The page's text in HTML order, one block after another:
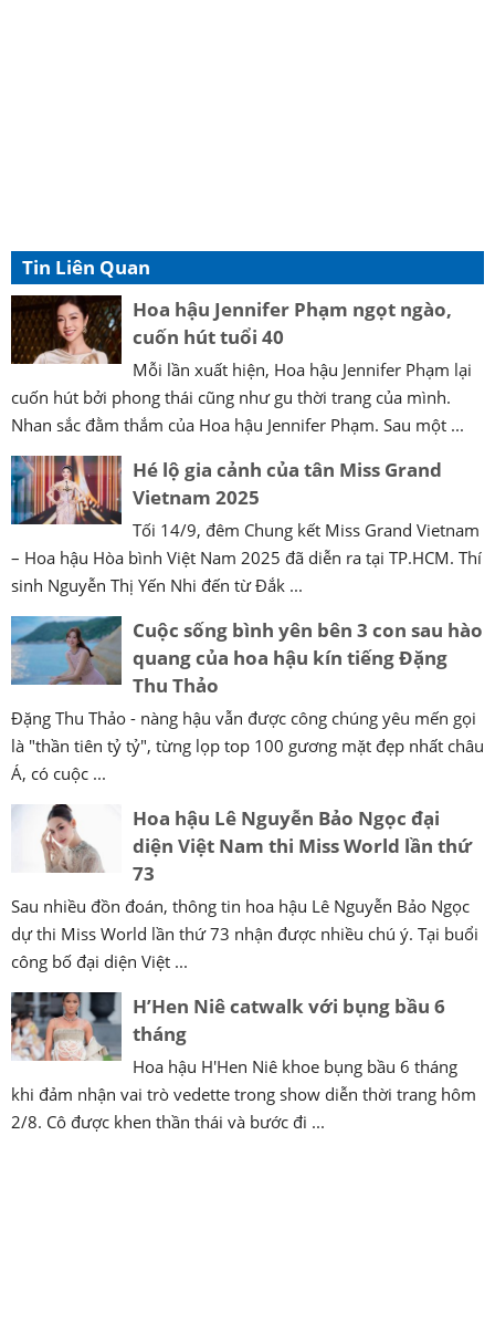
Tin Liên Quan
Hoa hậu Jennifer Phạm ngọt ngào,
cuốn hút tuổi 40
Mỗi lần xuất hiện, Hoa hậu Jennifer Phạm lại
cuốn hút bởi phong thái cũng như gu thời trang của mình.
Nhan sắc đằm thắm của Hoa hậu Jennifer Phạm. Sau một ...
Hé lộ gia cảnh của tân Miss Grand
Vietnam 2025
Tối 14/9, đêm Chung kết Miss Grand Vietnam
– Hoa hậu Hòa bình Việt Nam 2025 đã diễn ra tại TP.HCM. Thí
sinh Nguyễn Thị Yến Nhi đến từ Đắk ...
Cuộc sống bình yên bên 3 con sau hào
quang của hoa hậu kín tiếng Đặng
Thu Thảo
Đặng Thu Thảo - nàng hậu vẫn được công chúng yêu mến gọi
là "thần tiên tỷ tỷ", từng lọp top 100 gương mặt đẹp nhất châu
Á, có cuộc ...
Hoa hậu Lê Nguyễn Bảo Ngọc đại
diện Việt Nam thi Miss World lần thứ
73
Sau nhiều đồn đoán, thông tin hoa hậu Lê Nguyễn Bảo Ngọc
dự thi Miss World lần thứ 73 nhận được nhiều chú ý. Tại buổi
công bố đại diện Việt ...
H’Hen Niê catwalk với bụng bầu 6
tháng
Hoa hậu H'Hen Niê khoe bụng bầu 6 tháng
khi đảm nhận vai trò vedette trong show diễn thời trang hôm
2/8. Cô được khen thần thái và bước đi ...